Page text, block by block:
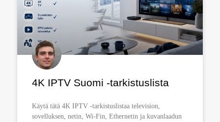
4K IPTV Suomi -tarkistuslista
Käytä tätä 4K IPTV -tarkistuslistaa television,
sovelluksen, netin, Wi-Fin, Ethernetin ja kuvanlaadun